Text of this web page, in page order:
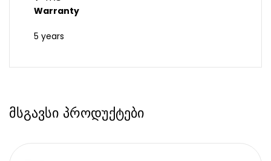
Warranty
5 years
მსგავსი პროდუქტები